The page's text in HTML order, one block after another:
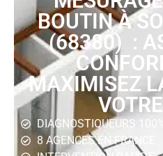
BOUTIN À
(68380) :
MAXIMISEZ
VOTRE
DIAGNOSTIQUEURS
8 AGENCES EN FRANCE